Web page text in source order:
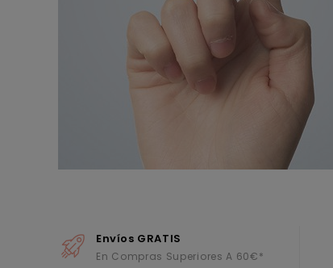
Envíos GRATIS
En Compras Superiores A 60€*